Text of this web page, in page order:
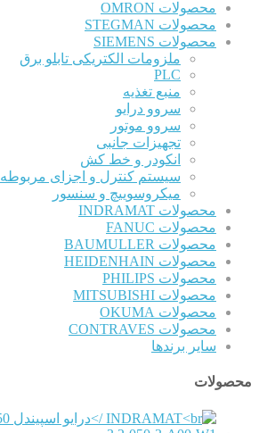
محصولات OMRON
محصولات STEGMAN
محصولات SIEMENS
ملزومات الکتریکی تابلو برق
PLC
منبع تغذیه
سروو درایو
سروو موتور
تجهیزات جانبی
انکودر و خط کش
سیستم کنترل و اجزای مربوطه
میکروسوییچ و سنسور
محصولات INDRAMAT
محصولات FANUC
محصولات BAUMULLER
محصولات HEIDENHAIN
محصولات PHILIPS
محصولات MITSUBISHI
محصولات OKUMA
محصولات CONTRAVES
سایر برندها
محصولات